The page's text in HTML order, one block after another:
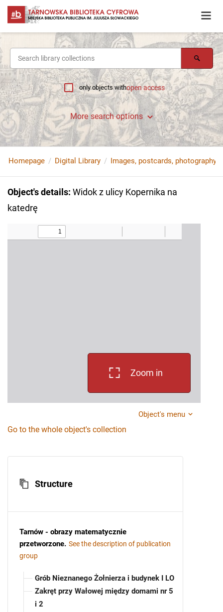
only objects withopen access
More search options
Homepage Digital Library Images, postcards, photography
Object's details: Widok z ulicy Kopernika na
katedrę
Zoom in
Object's menu
Go to the whole object's collection
Structure
Tarnów - obrazy matematycznie
przetworzone. See the description of publication
group
Grób Nieznanego Żołnierza i budynek I LO
Zakręt przy Wałowej między domami nr 5
i 2